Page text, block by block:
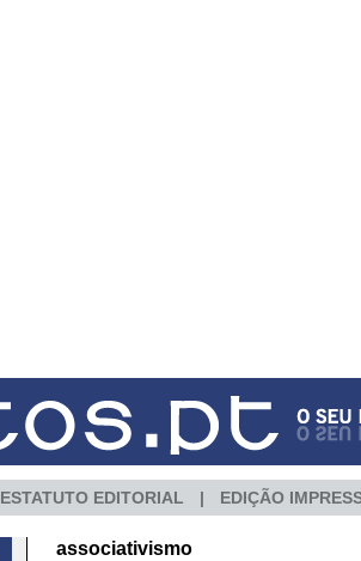
ESTATUTO EDITORIAL EDIÇÃO
associativismo